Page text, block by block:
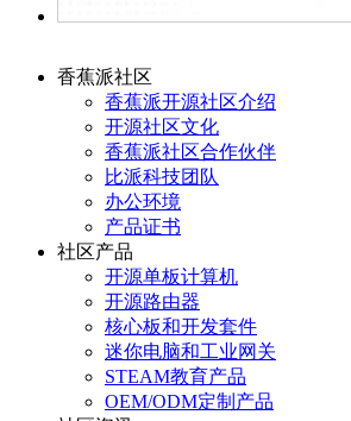
香蕉派社区
香蕉派开源社区介绍
开源社区文化
香蕉派社区合作伙伴
比派科技团队
办公环境
产品证书
社区产品
开源单板计算机
开源路由器
核心板和开发套件
迷你电脑和工业网关
STEAM教育产品
OEM/ODM定制产品